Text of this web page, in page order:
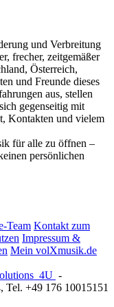
und Verbreitung
frecher, zeitgemäßer
Österreich,
und Freunde dieses
aus, stellen
gegenseitig mit
Kontakten und vielem
für alle zu öffnen –
persönlichen
Team Kontakt zum
Impressum &
Mein volXmusik.de
4U -
, Tel. +49 176 10015151